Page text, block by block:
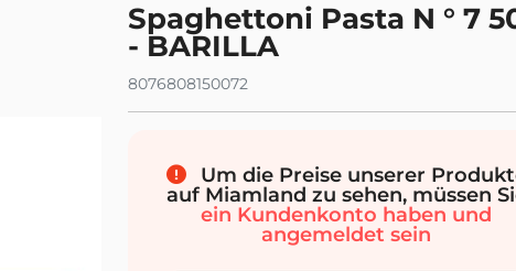
Spaghettoni Pasta N ° 7
- BARILLA
8076808150072
Um die Preise unserer
auf Miamland zu sehen, müssen
ein Kundenkonto haben und
angemeldet sein